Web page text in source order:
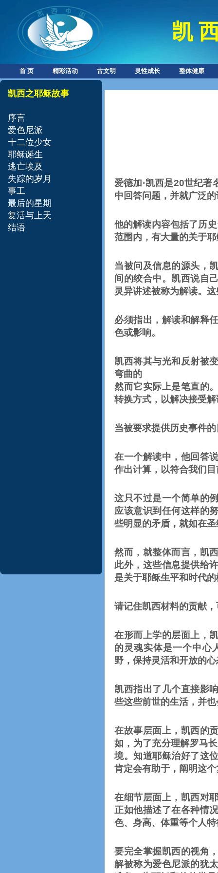
凯
首 页 精彩活动 古文明 灵性成长 整体健康
凯西之耶稣故事​
序言
爱色尼派
十二位少女
耶稣诞生
逃亡埃及
失踪的岁月
事工
最后的星期
复活与上天
结语
爱德加·凯西是20世纪著
中回答问题，并就广泛
他的解读内容包括了历
范围内，有大量的关于
当被问及信息的源头，
间的绞合中。凯西说自
灵异讲述被称为解读。
必须指出，解读和解释
色或影响。
凯西将其与光和反射被
弯曲的
然而它实际上是笔直的
转换方式，以解决接受
当被要求提供历史事件
在一个解读中，他回答
作出计算，以符合我们
这只不过是一个简单的
应该意识到任何这样的
些明显的矛盾，就如在
然而，就整体而言，凯
此外，这些信息提供给
是关于耶稣生平和时代
请记住凯西材料的贡献
在形而上学的层面上，
的灵魂实体是一个中心
野，保持灵活和开放的
凯西指出了几个直接影
些这些前世的生活，并
在故事层面上，凯西的
如，为了充分理解罗马
境。知道耶稣治好了这
肯定会有助于，阐明这
在细节层面上，凯西对
正如他描述了在各种情
色、身高、体重等个人
要完全掌握凯西的视角
解被称为爱色尼派的犹